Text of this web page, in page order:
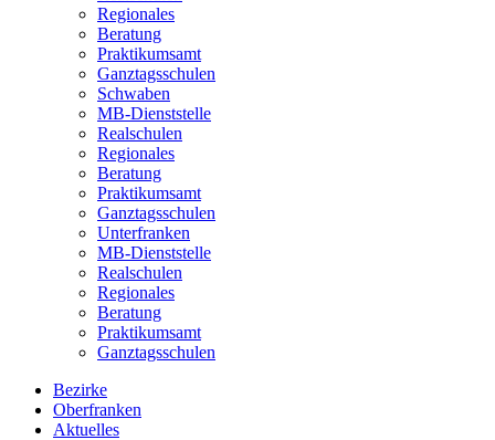
Regionales
Beratung
Praktikumsamt
Ganztagsschulen
Schwaben
MB-Dienststelle
Realschulen
Regionales
Beratung
Praktikumsamt
Ganztagsschulen
Unterfranken
MB-Dienststelle
Realschulen
Regionales
Beratung
Praktikumsamt
Ganztagsschulen
Bezirke
Oberfranken
Aktuelles